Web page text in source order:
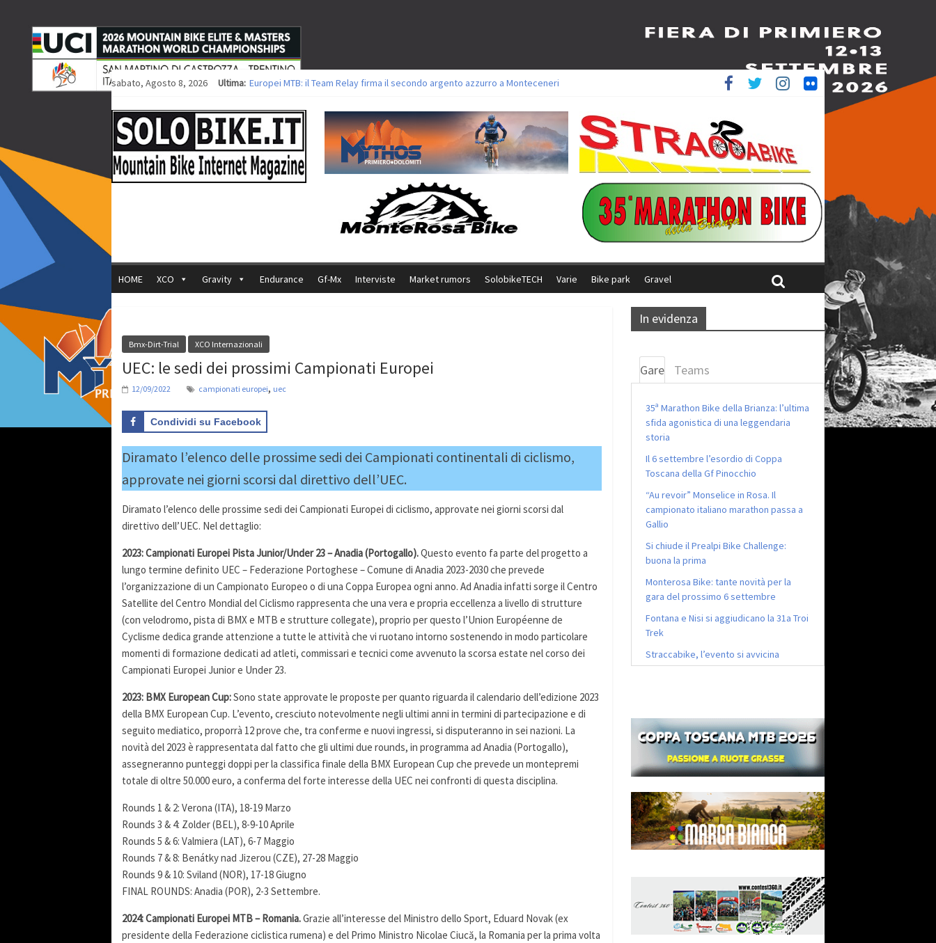
sabato, Agosto 8, 2026 Ultima: Europei MTB: il Team Relay firma il secondo argento azzurro a Monteceneri
Europei XCO: titoli a Aldridge, Frei e Hutter. Argento per Zanotti tra gli Elite. Corvi fora ed è 4^
Europei XCO: vittorie per Ghibaudo, Grossmann e Gallis. Signorelli 5^ la migliore tra gli italiani
35ª Marathon Bike della Brianza: l’ultima sfida agonistica di una leggendaria storia
HOME XCO Gravity Endurance Gf-Mx Interviste Market rumors SolobikeTECH Varie Bike park Gravel
Bmx-Dirt-Trial XCO Internazionali
UEC: le sedi dei prossimi Campionati Europei
12/09/2022 campionati europei, uec
Condividi su Facebook
Diramato l’elenco delle prossime sedi dei Campionati continentali di ciclismo,
approvate nei giorni scorsi dal direttivo dell’UEC.
Diramato l’elenco delle prossime sedi dei Campionati Europei di ciclismo, approvate nei giorni scorsi dal
direttivo dell’UEC. Nel dettaglio:
2023: Campionati Europei Pista Junior/Under 23 – Anadia (Portogallo).Questo evento fa parte del progetto a
lungo termine definito UEC – Federazione Portoghese – Comune di Anadia 2023-2030 che prevede
l’organizzazione di un Campionato Europeo o di una Coppa Europea ogni anno. Ad Anadia infatti sorge il Centro
Satellite del Centro Mondial del Ciclismo rappresenta che una vera e propria eccellenza a livello di strutture
(con velodromo, pista di BMX e MTB e strutture collegate), proprio per questo l’Union Européenne de
Cyclisme dedica grande attenzione a tutte le attività che vi ruotano intorno sostenendo in modo particolare
momenti di formazione dedicati ad atleti, commissari e tecnici come avvenuto la scorsa estate nel corso dei
Campionati Europei Junior e Under 23.
2023: BMX European Cup:Sono state approvate le proposte per quanto riguarda il calendario dell’edizione 2023
della BMX European Cup. L’evento, cresciuto notevolmente negli ultimi anni in termini di partecipazione e di
seguito mediatico, proporrà 12 prove che, tra conferme e nuovi ingressi, si disputeranno in sei nazioni. La
novità del 2023 è rappresentata dal fatto che gli ultimi due rounds, in programma ad Anadia (Portogallo),
assegneranno punteggi doppi per la classifica finale della BMX European Cup che prevede un montepremi
totale di oltre 50.000 euro, a conferma del forte interesse della UEC nei confronti di questa disciplina.
Rounds 1 & 2: Verona (ITA), 18-19 Marzo
Rounds 3 & 4: Zolder (BEL), 8-9-10 Aprile
Rounds 5 & 6: Valmiera (LAT), 6-7 Maggio
Rounds 7 & 8: Benátky nad Jizerou (CZE), 27-28 Maggio
Rounds 9 & 10: Sviland (NOR), 17-18 Giugno
FINAL ROUNDS: Anadia (POR), 2-3 Settembre.
2024: Campionati Europei MTB – Romania.Grazie all’interesse del Ministro dello Sport, Eduard Novak (ex
presidente della Federazione ciclistica rumena) e del Primo Ministro Nicolae Ciucă, la Romania per la prima volta
In evidenza
Gare Teams
35ª Marathon Bike della Brianza: l’ultima
sfida agonistica di una leggendaria
storia
Il 6 settembre l’esordio di Coppa
Toscana della Gf Pinocchio
“Au revoir” Monselice in Rosa. Il
campionato italiano marathon passa a
Gallio
Si chiude il Prealpi Bike Challenge:
buona la prima
Monterosa Bike: tante novità per la
gara del prossimo 6 settembre
Fontana e Nisi si aggiudicano la 31a Troi
Trek
Straccabike, l’evento si avvicina